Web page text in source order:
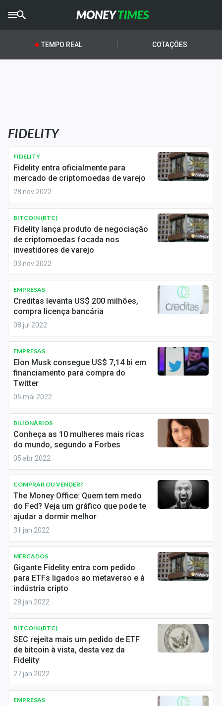
CRYPTOTIMES
AGROTIMES
Newsletters
Money Trader
Anuncie
Últimas Notícias
Newsletters
Cotações
Comprar ou vender?
Carteiras Recomendadas
Central de Dividendos
Central de Fundos Imobiliários
Central dos IPOs
Renda Fixa
Mercados
Economia
Empresas
Brasil
Política
Colunas
Especiais
Internacional
Marketing
Tecnologia
Conteúdo de Marca
Sobre
Expediente
TEMPO REAL COTAÇÕES
FIDELITY
FIDELITY
Fidelity entra oficialmente para
mercado de criptomoedas de varejo
28 nov 2022
BITCOIN (BTC)
Fidelity lança produto de negociação
de criptomoedas focada nos
investidores de varejo
03 nov 2022
EMPRESAS
Creditas levanta US$ 200 milhões,
compra licença bancária
08 jul 2022
EMPRESAS
Elon Musk consegue US$ 7,14 bi em
financiamento para compra do
Twitter
05 mai 2022
BILIONÁRIOS
Conheça as 10 mulheres mais ricas
do mundo, segundo a Forbes
05 abr 2022
COMPRAR OU VENDER?
The Money Office: Quem tem medo
do Fed? Veja um gráfico que pode te
ajudar a dormir melhor
31 jan 2022
MERCADOS
Gigante Fidelity entra com pedido
para ETFs ligados ao metaverso e à
indústria cripto
28 jan 2022
BITCOIN (BTC)
SEC rejeita mais um pedido de ETF
de bitcoin à vista, desta vez da
Fidelity
27 jan 2022
EMPRESAS